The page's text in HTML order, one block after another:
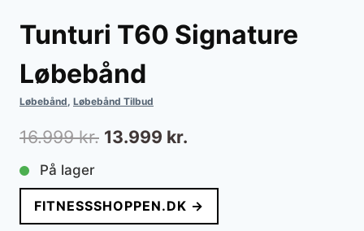
Tunturi T60 Signature
Løbebånd
Løbebånd, Løbebånd Tilbud
16.999kr. Den
pris
var:
13.999 kr.
pris
er:
På lager
FITNESSSHOPPEN.DK →